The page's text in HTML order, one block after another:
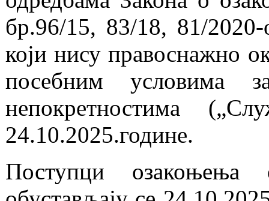
бр.96/15, 83/18, 81/
који нису правоснажно
посебним условима
непокретностима
24.10.2025.године.
Поступци озакоњења